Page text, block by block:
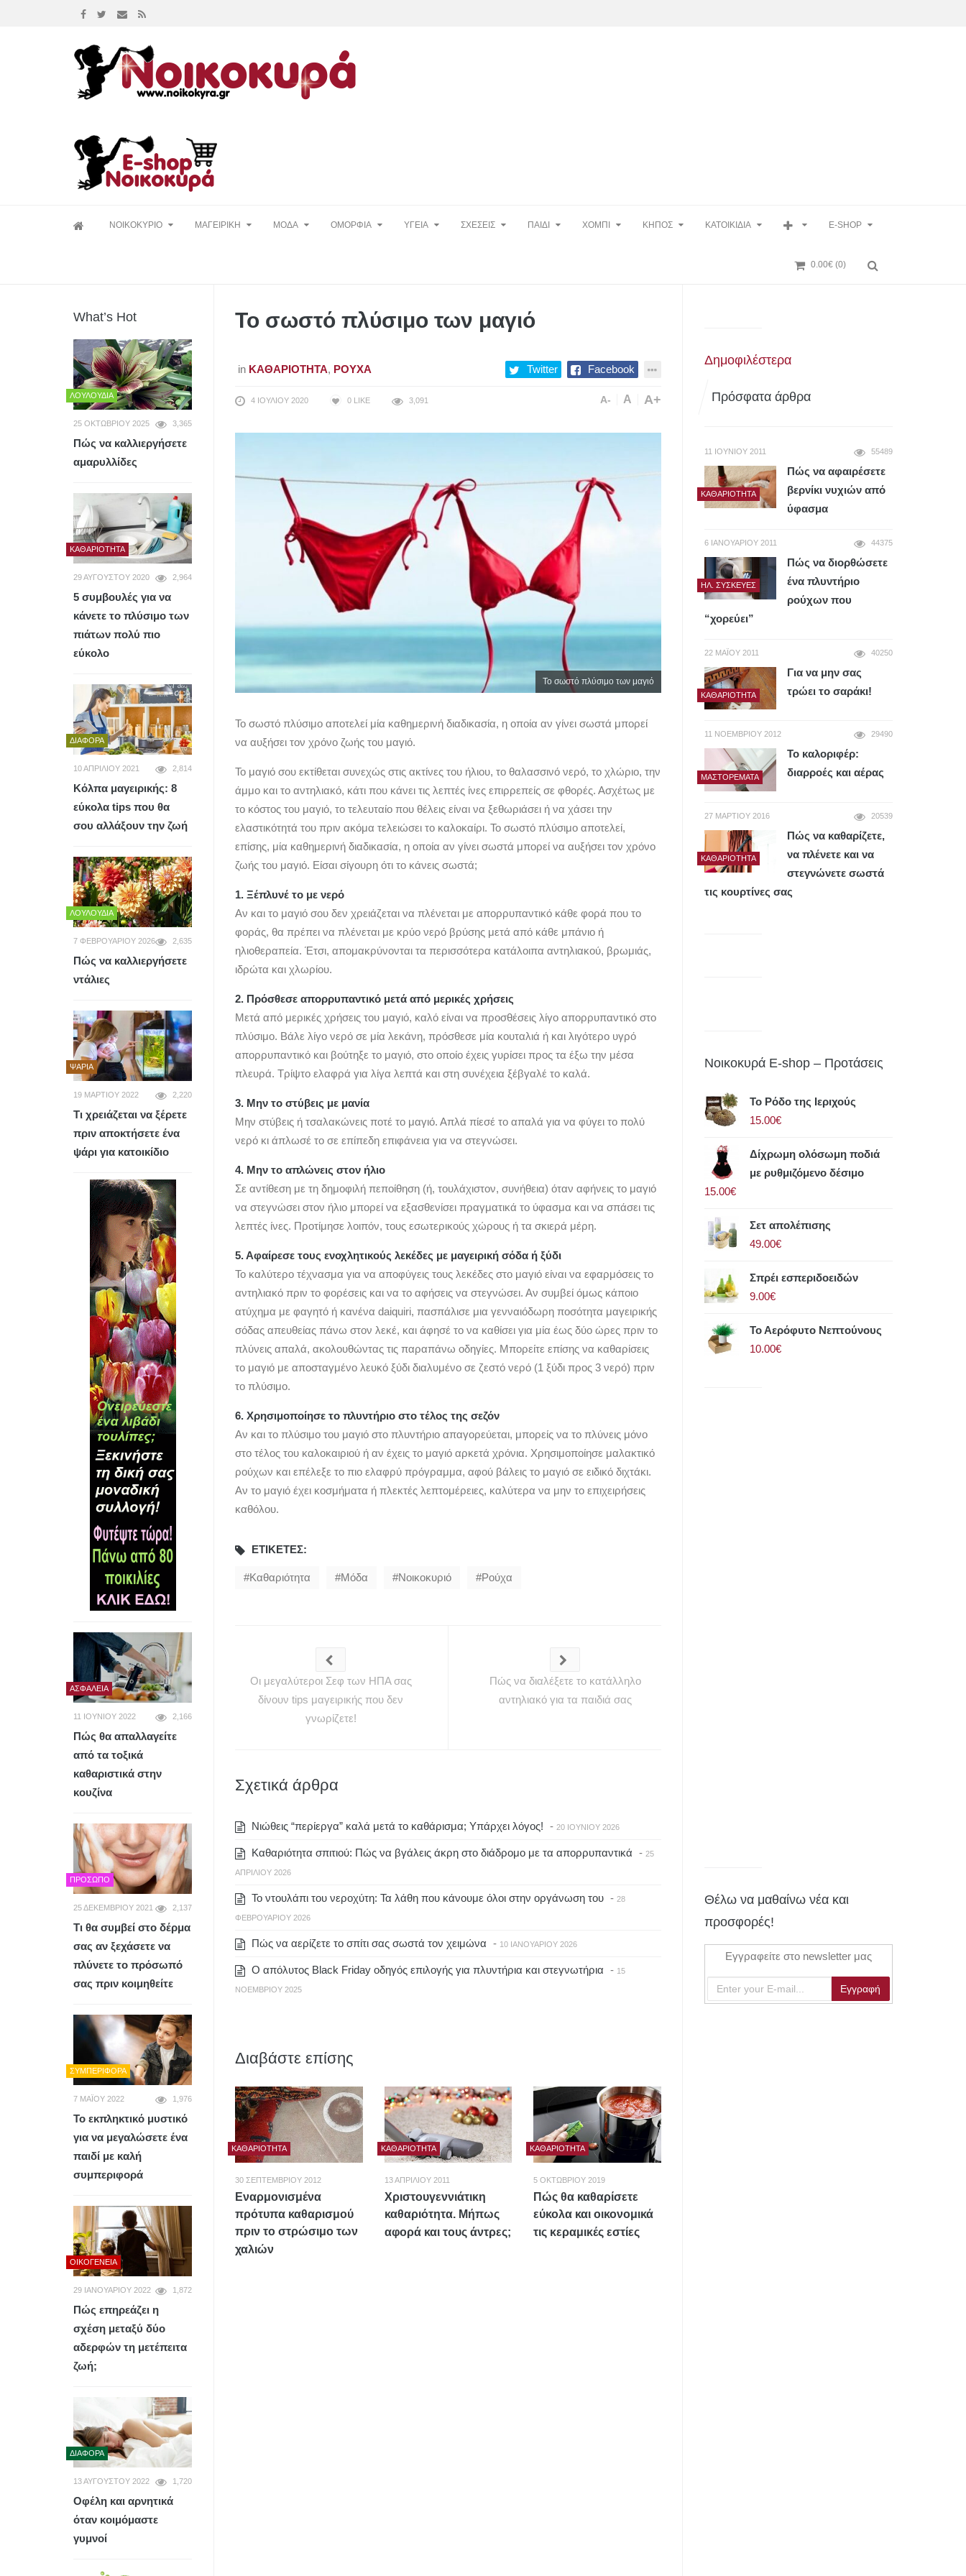
to
ΝΟΙΚΟΚΥΡΙΟ ΜΑΓΕΙΡΙΚΗ ΜΟΔΑ ΟΜΟΡΦΙΑ ΥΓΕΙΑ ΣΧΕΣΕΙΣ ΠΑΙΔΙ ΧΟΜΠΙ ΚΗΠΟΣ ΚΑΤΟΙΚΙΔΙΑ E-SHOP
0.00€ (0)
Το σωστό πλύσιμο των μαγιό
in ΚΑΘΑΡΙΌΤΗΤΑ, ΡΟΎΧΑ Twitter Facebook
4 ΙΟΥΛΊΟΥ 2020 0 LIKE 3,091 A- A A+
Το σωστό πλύσιμο των μαγιό
Το σωστό πλύσιμο αποτελεί μία καθημερινή διαδικασία, η οποία αν γίνει σωστά μπορεί
να αυξήσει τον χρόνο ζωής του μαγιό.
Το μαγιό σου εκτίθεται συνεχώς στις ακτίνες του ήλιου, το θαλασσινό νερό, το χλώριο, την
άμμο και το αντηλιακό, κάτι που κάνει τις λεπτές ίνες επιρρεπείς σε φθορές. Ασχέτως με
το κόστος του μαγιό, το τελευταίο που θέλεις είναι να ξεθωριάσει ή να χάσει την
ελαστικότητά του πριν ακόμα τελειώσει το καλοκαίρι. Το σωστό πλύσιμο αποτελεί,
επίσης, μία καθημερινή διαδικασία, η οποία αν γίνει σωστά μπορεί να αυξήσει τον χρόνο
ζωής του μαγιό. Είσαι σίγουρη ότι το κάνεις σωστά;
1. Ξέπλυνέ το με νερό
Αν και το μαγιό σου δεν χρειάζεται να πλένεται με απορρυπαντικό κάθε φορά που το
φοράς, θα πρέπει να πλένεται με κρύο νερό βρύσης μετά από κάθε μπάνιο ή
ηλιοθεραπεία. Έτσι, απομακρύνονται τα περισσότερα κατάλοιπα αντηλιακού, βρωμιάς,
ιδρώτα και χλωρίου.
2. Πρόσθεσε απορρυπαντικό μετά από μερικές χρήσεις
Μετά από μερικές χρήσεις του μαγιό, καλό είναι να προσθέσεις λίγο απορρυπαντικό στο
πλύσιμο. Βάλε λίγο νερό σε μία λεκάνη, πρόσθεσε μία κουταλιά ή και λιγότερο υγρό
απορρυπαντικό και βούτηξε το μαγιό, στο οποίο έχεις γυρίσει προς τα έξω την μέσα
πλευρά. Τρίψτο ελαφρά για λίγα λεπτά και στη συνέχεια ξέβγαλέ το καλά.
3. Μην το στύβεις με μανία
Μην στύβεις ή τσαλακώνεις ποτέ το μαγιό. Απλά πίεσέ το απαλά για να φύγει το πολύ
νερό κι άπλωσέ το σε επίπεδη επιφάνεια για να στεγνώσει.
4. Μην το απλώνεις στον ήλιο
Σε αντίθεση με τη δημοφιλή πεποίθηση (ή, τουλάχιστον, συνήθεια) όταν αφήνεις το μαγιό
να στεγνώσει στον ήλιο μπορεί να εξασθενίσει πραγματικά το ύφασμα και να σπάσει τις
λεπτές ίνες. Προτίμησε λοιπόν, τους εσωτερικούς χώρους ή τα σκιερά μέρη.
5. Αφαίρεσε τους ενοχλητικούς λεκέδες με μαγειρική σόδα ή ξύδι
Το καλύτερο τέχνασμα για να αποφύγεις τους λεκέδες στο μαγιό είναι να εφαρμόσεις το
αντηλιακό πριν το φορέσεις και να το αφήσεις να στεγνώσει. Αν συμβεί όμως κάποιο
ατύχημα με φαγητό ή κανένα daiquiri, πασπάλισε μια γενναιόδωρη ποσότητα μαγειρικής
σόδας απευθείας πάνω στον λεκέ, και άφησέ το να καθίσει για μία έως δύο ώρες πριν το
πλύνεις απαλά, ακολουθώντας τις παραπάνω οδηγίες. Μπορείτε επίσης να καθαρίσεις
το μαγιό με αποσταγμένο λευκό ξύδι διαλυμένο σε ζεστό νερό (1 ξύδι προς 3 νερό) πριν
το πλύσιμο.
6. Χρησιμοποίησε το πλυντήριο στο τέλος της σεζόν
Αν και το πλύσιμο του μαγιό στο πλυντήριο απαγορεύεται, μπορείς να το πλύνεις μόνο
στο τέλος του καλοκαιριού ή αν έχεις το μαγιό αρκετά χρόνια. Χρησιμοποίησε μαλακτικό
ρούχων και επέλεξε το πιο ελαφρύ πρόγραμμα, αφού βάλεις το μαγιό σε ειδικό διχτάκι.
Αν το μαγιό έχει κοσμήματα ή πλεκτές λεπτομέρειες, καλύτερα να μην το επιχειρήσεις
καθόλου.
ΕΤΙΚΈΤΕΣ:
Καθαριότητα Μόδα Νοικοκυριό Ρούχα
Οι μεγαλύτεροι Σεφ των ΗΠΑ σας
δίνουν tips μαγειρικής που δεν
γνωρίζετε!
Πώς να διαλέξετε το κατάλληλο
αντηλιακό για τα παιδιά σας
Σχετικά άρθρα
Νιώθεις “περίεργα” καλά μετά το καθάρισμα; Υπάρχει λόγος! - 20 ΙΟΥΝΊΟΥ 2026
Καθαριότητα σπιτιού: Πώς να βγάλεις άκρη στο διάδρομο με τα απορρυπαντικά - 25
ΑΠΡΙΛΊΟΥ 2026
Το ντουλάπι του νεροχύτη: Τα λάθη που κάνουμε όλοι στην οργάνωση του - 28
ΦΕΒΡΟΥΑΡΊΟΥ 2026
Πώς να αερίζετε το σπίτι σας σωστά τον χειμώνα - 10 ΙΑΝΟΥΑΡΊΟΥ 2026
Ο απόλυτος Black Friday οδηγός επιλογής για πλυντήρια και στεγνωτήρια - 15
ΝΟΕΜΒΡΊΟΥ 2025
Διαβάστε επίσης
ΚΑΘΑΡΙΌΤΗΤΑ
30 ΣΕΠΤΕΜΒΡΊΟΥ 2012
Εναρμονισμένα
πρότυπα καθαρισμού
πριν το στρώσιμο των
χαλιών
ΚΑΘΑΡΙΌΤΗΤΑ
13 ΑΠΡΙΛΊΟΥ 2011
Χριστουγεννιάτικη
καθαριότητα. Μήπως
αφορά και τους άντρες;
ΚΑΘΑΡΙΌΤΗΤΑ
5 ΟΚΤΩΒΡΊΟΥ 2019
Πώς θα καθαρίσετε
εύκολα και οικονομικά
τις κεραμικές εστίες
Δημοφιλέστερα
Πρόσφατα άρθρα
11 ΙΟΥΝΊΟΥ 2011 55489
ΚΑΘΑΡΙΌΤΗΤΑ
Πώς να αφαιρέσετε
βερνίκι νυχιών από
ύφασμα
6 ΙΑΝΟΥΑΡΊΟΥ 2011 44375
ΗΛ. ΣΥΣΚΕΥΈΣ
Πώς να διορθώσετε
ένα πλυντήριο
ρούχων που
“χορεύει”
22 ΜΑΪ́ΟΥ 2011 40250
ΚΑΘΑΡΙΌΤΗΤΑ
Για να μην σας
τρώει το σαράκι!
11 ΝΟΕΜΒΡΊΟΥ 2012 29490
ΜΑΣΤΟΡΈΜΑΤΑ
Το καλοριφέρ:
διαρροές και αέρας
27 ΜΑΡΤΊΟΥ 2016 20539
ΚΑΘΑΡΙΌΤΗΤΑ
Πώς να καθαρίζετε,
να πλένετε και να
στεγνώνετε σωστά
τις κουρτίνες σας
Νοικοκυρά E-shop – Προτάσεις
Το Ρόδο της Ιεριχούς
15.00€
Δίχρωμη ολόσωμη ποδιά
με ρυθμιζόμενο δέσιμο
15.00€
Σετ απολέπισης
49.00€
Σπρέι εσπεριδοειδών
9.00€
Το Αερόφυτο Νεπτούνους
10.00€
Θέλω να μαθαίνω νέα και
προσφορές!
Εγγραφείτε στο newsletter μας
What’s Hot
ΛΟΥΛΟΎΔΙΑ
25 ΟΚΤΩΒΡΊΟΥ 2025 3,365
Πώς να καλλιεργήσετε
αμαρυλλίδες
ΚΑΘΑΡΙΌΤΗΤΑ
29 ΑΥΓΟΎΣΤΟΥ 2020 2,964
5 συμβουλές για να
κάνετε το πλύσιμο των
πιάτων πολύ πιο
εύκολο
ΔΙΆΦΟΡΑ
10 ΑΠΡΙΛΊΟΥ 2021 2,814
Κόλπα μαγειρικής: 8
εύκολα tips που θα
σου αλλάξουν την ζωή
ΛΟΥΛΟΎΔΙΑ
7 ΦΕΒΡΟΥΑΡΊΟΥ 2026 2,635
Πώς να καλλιεργήσετε
ντάλιες
ΨΆΡΙΑ
19 ΜΑΡΤΊΟΥ 2022 2,220
Τι χρειάζεται να ξέρετε
πριν αποκτήσετε ένα
ψάρι για κατοικίδιο
ΑΣΦΆΛΕΙΑ
11 ΙΟΥΝΊΟΥ 2022 2,166
Πώς θα απαλλαγείτε
από τα τοξικά
καθαριστικά στην
κουζίνα
ΠΡΌΣΩΠΟ
25 ΔΕΚΕΜΒΡΊΟΥ 2021 2,137
Τι θα συμβεί στο δέρμα
σας αν ξεχάσετε να
πλύνετε το πρόσωπό
σας πριν κοιμηθείτε
ΣΥΜΠΕΡΙΦΟΡΆ
7 ΜΑΪ́ΟΥ 2022 1,976
Το εκπληκτικό μυστικό
για να μεγαλώσετε ένα
παιδί με καλή
συμπεριφορά
ΟΙΚΟΓΈΝΕΙΑ
29 ΙΑΝΟΥΑΡΊΟΥ 2022 1,872
Πώς επηρεάζει η
σχέση μεταξύ δύο
αδερφών τη μετέπειτα
ζωή;
ΔΙΆΦΟΡΑ
13 ΑΥΓΟΎΣΤΟΥ 2022 1,720
Οφέλη και αρνητικά
όταν κοιμόμαστε
γυμνοί